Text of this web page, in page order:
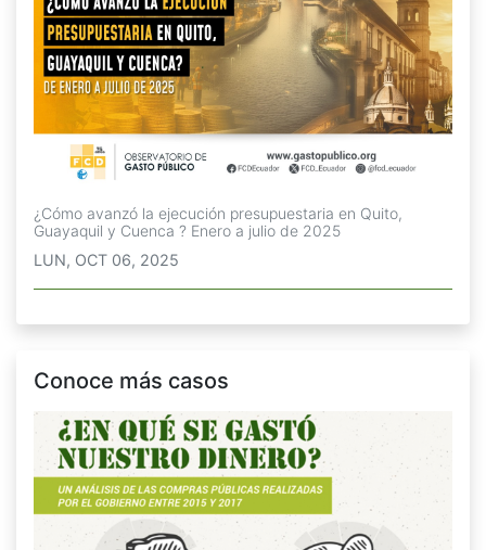
¿Cómo avanzó la ejecución presupuestaria en Quito,
Guayaquil y Cuenca ? Enero a julio de 2025
LUN, OCT 06, 2025
Conoce más casos